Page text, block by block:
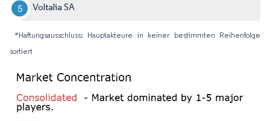
Voltalia SA
*Haftungsausschluss: Hauptakteure in keiner bestimmten Reihenfolge
sortiert